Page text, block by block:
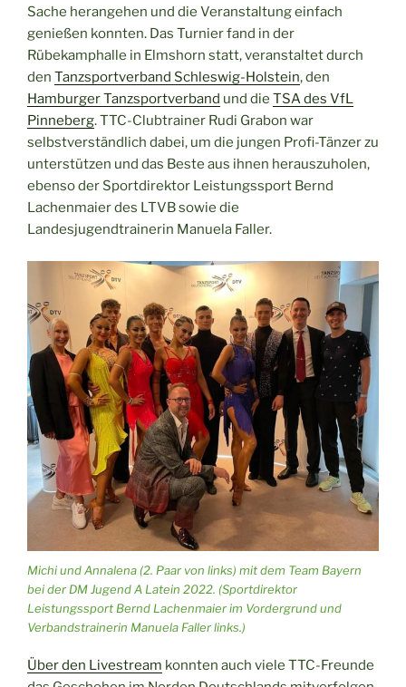
Sache herangehen und die Veranstaltung einfach
genießen konnten. Das Turnier fand in der
Rübekamphalle in Elmshorn statt, veranstaltet durch
den Tanzsportverband Schleswig-Holstein, den
Hamburger Tanzsportverband und die TSA des VfL
Pinneberg. TTC-Clubtrainer Rudi Grabon war
selbstverständlich dabei, um die jungen Profi-Tänzer zu
unterstützen und das Beste aus ihnen herauszuholen,
ebenso der Sportdirektor Leistungssport Bernd
Lachenmaier des LTVB sowie die
Landesjugendtrainerin Manuela Faller.
Michi und Annalena (2. Paar von links) mit dem Team Bayern
bei der DM Jugend A Latein 2022. (Sportdirektor
Leistungssport Bernd Lachenmaier im Vordergrund und
Verbandstrainerin Manuela Faller links.)
Über den Livestream konnten auch viele TTC-Freunde